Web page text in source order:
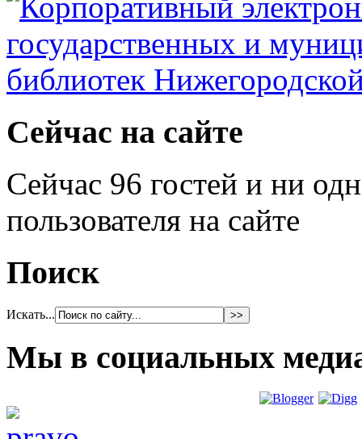
Сейчас на сайте
Сейчас 96 гостей и ни
пользователя на сайте
Поиск
Искать...
Мы в социальных